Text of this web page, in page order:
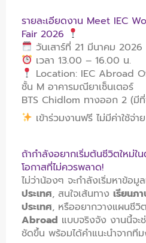
รายละเอียดงาน Meet IEC
Fair 2026
วันเสาร์ที่ 21 มีนาคม 2026
เวลา 13.00 – 16.00 น.
Location: IEC Abroad
ชั้น M อาคารมณียาเซ็นเตอร์
BTS Chidlom ทางออก 2 (มี
เข้าร่วมงานฟรี ไม่มีค่าใช้จ่าย
ถ้ากำลังอยากเริ่มต้นชีวิตใหม่ใ
โอกาสที่ไม่ควรพลาด!
ไม่ว่าน้องๆ จะกำลังเริ่มหาข้อมู
ประเทศ, สนใจเส้นทาง เรียนภ
ประเทศ, หรืออยากวางแผนชีวิ
Abroad แบบจริงจัง งานนี้จะ
ชัดขึ้น พร้อมได้คำแนะนำจากที